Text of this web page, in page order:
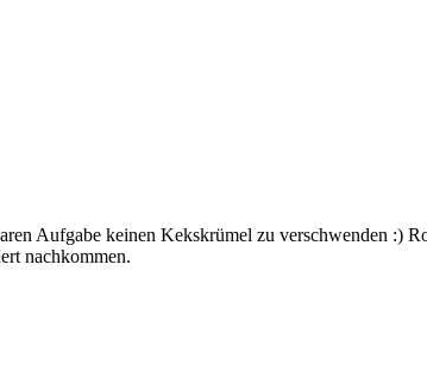
Aufgabe keinen Kekskrümel zu verschwenden :)
nachkommen.